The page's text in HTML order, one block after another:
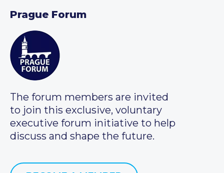
Prague Forum
The forum members are invited
to join this exclusive, voluntary
executive forum initiative to help
discuss and shape the future.